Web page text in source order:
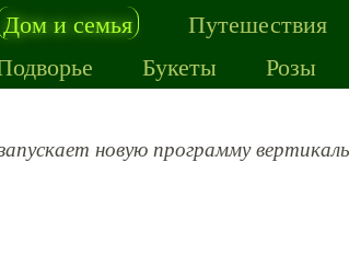
Дом и семья Путешествия
Букеты Розы
новую программу